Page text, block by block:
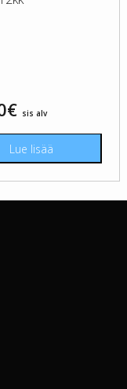
€ sis alv
Lue lisää